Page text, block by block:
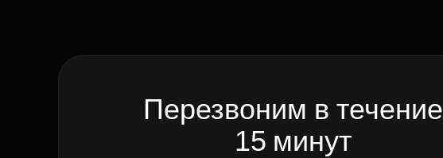
Перезвоним в течение
15 минут